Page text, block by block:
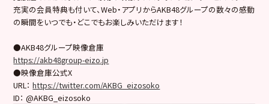
充実の会員特典も付いて、Web・アプリからAKB48グループの数々の感動
の瞬間をいつでも・どこでもお楽しみいただけます！
●AKB48グループ映像倉庫
https://akb48group-eizo.jp
●映像倉庫公式X
URL：https://twitter.com/AKBG_eizosoko
ID： @AKBG_eizosoko